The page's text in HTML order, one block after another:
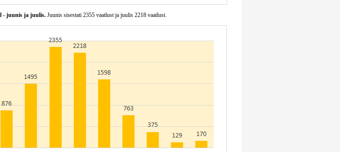
- juunis ja juulis.Juunis sisestati 2355 vaatlust ja juulis 2218 vaatlust.